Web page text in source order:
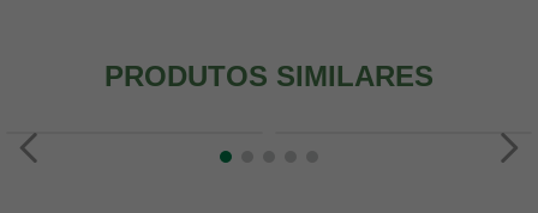
PRODUTOS SIMILARES